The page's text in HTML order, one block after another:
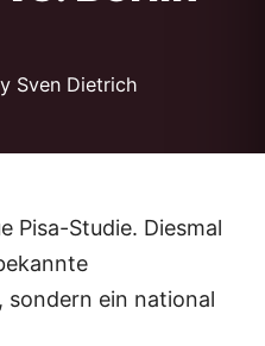
Sven Dietrich
Pisa-Studie. Diesmal
sondern ein national